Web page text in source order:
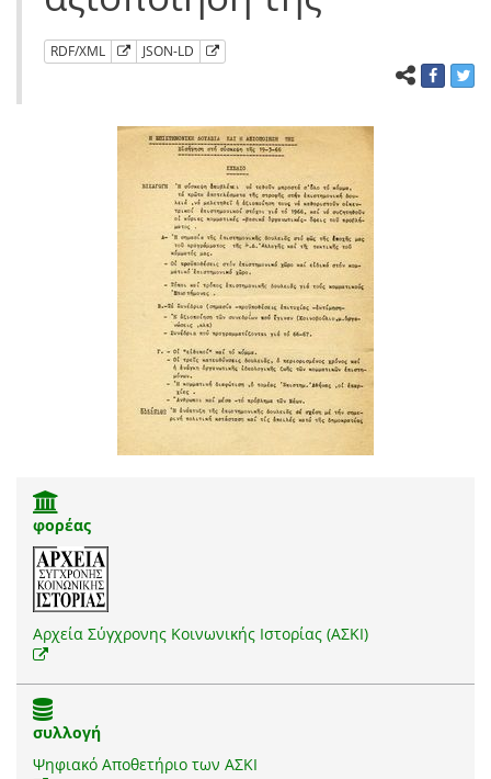
RDF/XML JSON-LD
φορέας
Αρχεία Σύγχρονης Κοινωνικής Ιστορίας (ΑΣΚΙ)
συλλογή
Ψηφιακό Αποθετήριο των ΑΣΚΙ